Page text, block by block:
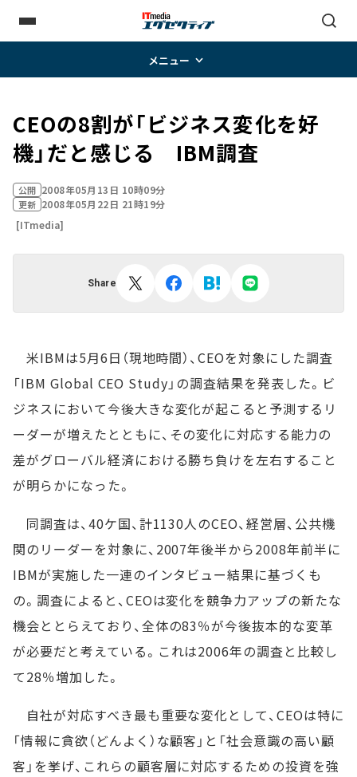
メニュー
CEOの8割が「ビジネス変化を好
機」だと感じる IBM調査
公開 2008年05月13日 10時09分
更新 2008年05月22日 21時19分
[ITmedia]
Share
米IBMは5月6日（現地時間）、CEOを対象にした調査
「IBM Global CEO Study」の調査結果を発表した。ビ
ジネスにおいて今後大きな変化が起こると予測するリ
ーダーが増えたとともに、その変化に対応する能力の
差がグローバル経済における勝ち負けを左右すること
が明らかになった。
同調査は、40ケ国、計1130人のCEO、経営層、公共機
関のリーダーを対象に、2007年後半から2008年前半に
IBMが実施した一連のインタビュー結果に基づくも
の。調査によると、CEOは変化を競争力アップの新たな
機会ととらえており、全体の83％が今後抜本的な変革
が必要だと考えている。これは2006年の調査と比較し
て28％増加した。
自社が対応すべき最も重要な変化として、CEOは特に
「情報に貪欲（どんよく）な顧客」と「社会意識の高い顧
客」を挙げ、これらの顧客層に対応するための投資を強